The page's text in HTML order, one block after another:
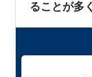
ることが多